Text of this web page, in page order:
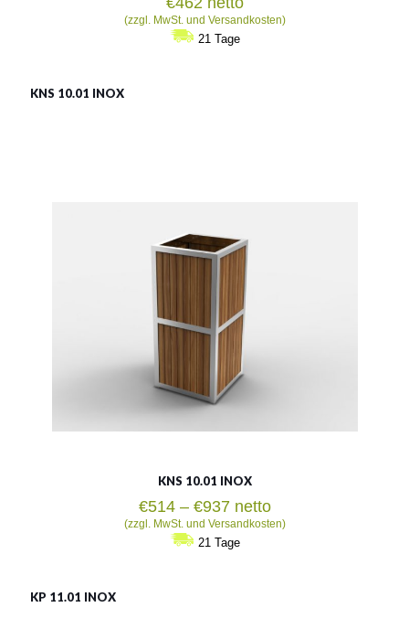
(zzgl. MwSt. und Versandkosten)
21 Tage
KNS 10.01 INOX
Siehe mehr
KNS 10.01 INOX
€514 – €937Preisspanne:
€514
bis
netto
(zzgl. MwSt. und Versandkosten)
21 Tage
KP 11.01 INOX